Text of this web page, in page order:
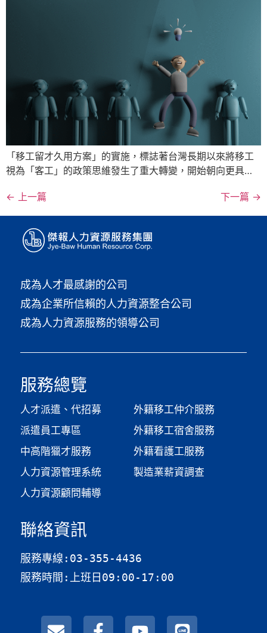
「移工留才久用方案」的實施，標誌著台灣長期以來將移工
視為「客工」的政策思維發生了重大轉變，開始朝向更具…
← 上一篇 下一篇 →
成為人才最感謝的公司
成為企業所信賴的人力資源整合公司
成為人力資源服務的領導公司
服務總覽
人才派遣、代招募
派遣員工專區
中高階獵才服務
人力資源管理系統
人力資源顧問輔導
外籍移工仲介服務
外籍移工宿舍服務
外籍看護工服務
製造業薪資調查​
聯絡資訊
服務專線:03-355-4436
服務時間:上班日09:00-17:00